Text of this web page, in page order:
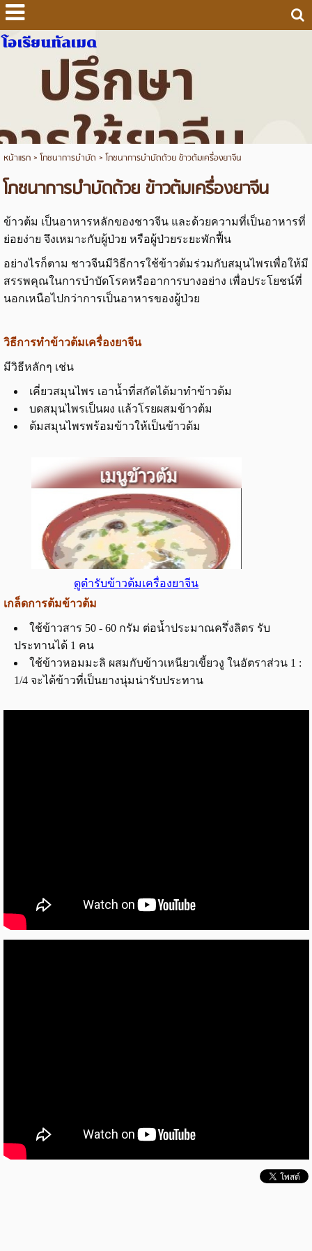
โอเรียนทัลเมด
หน้าแรก>โภชนาการบำบัด >โภชนาการบำบัดด้วย ข้าวต้มเครื่องยาจีน
โภชนาการบำบัดด้วย ข้าวต้มเครื่องยาจีน
ข้าวต้ม เป็นอาหารหลักของชาวจีน และด้วยความที่เป็นอาหารที่
ย่อยง่าย จึงเหมาะกับผู้ป่วย หรือผู้ป่วยระยะพักฟื้น
อย่างไรก็ตาม ชาวจีนมีวิธีการใช้ข้าวต้มร่วมกับสมุนไพรเพื่อให้มี
สรรพคุณในการบำบัดโรคหรืออาการบางอย่าง เพื่อประโยชน์ที่
นอกเหนือไปกว่าการเป็นอาหารของผู้ป่วย
วิธีการทำข้าวต้มเครื่องยาจีน
มีวิธีหลักๆ เช่น
เคี่ยวสมุนไพร เอาน้ำที่สกัดได้มาทำข้าวต้ม
บดสมุนไพรเป็นผง แล้วโรยผสมข้าวต้ม
ต้มสมุนไพรพร้อมข้าวให้เป็นข้าวต้ม
ดูตำรับข้าวต้มเครื่องยาจีน
เกล็ดการต้มข้าวต้ม
ใช้ข้าวสาร 50 - 60 กรัม ต่อน้ำประมาณครึ่งลิตร รับ
ประทานได้ 1 คน
ใช้ข้าวหอมมะลิ ผสมกับข้าวเหนียวเขี้ยวงู ในอัตราส่วน 1 :
1/4 จะได้ข้าวที่เป็นยางนุ่มน่ารับประทาน